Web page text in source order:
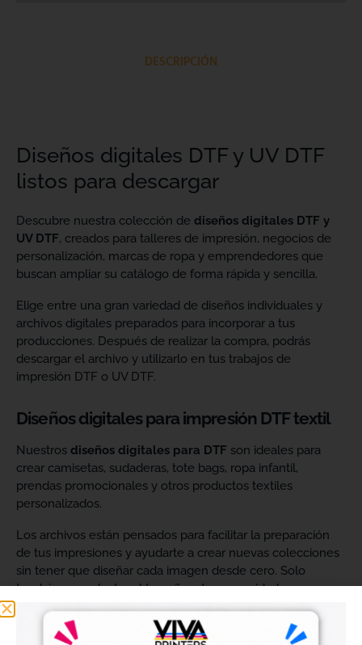
DESCRIPCIÓN
Diseños digitales DTF y UV DTF
listos para descargar
Descubre nuestra colección de diseños digitales DTF y
UV DTF, creados para talleres de impresión, negocios de
personalización, marcas de ropa y emprendedores que
buscan ampliar su catálogo de forma rápida y sencilla.
Elige entre una gran variedad de diseños individuales y
archivos digitales preparados para incorporar a tus
producciones. Después de realizar la compra, podrás
descargar el archivo y utilizarlo en tus trabajos de
impresión DTF o UV DTF.
Diseños digitales para impresión DTF textil
Nuestros diseños digitales para DTF son ideales para
crear camisetas, sudaderas, tote bags, ropa infantil,
prendas promocionales y otros productos textiles
personalizados.
Los archivos están pensados para facilitar la preparación
de tus impresiones y ayudarte a crear nuevas colecciones
sin tener que diseñar cada imagen desde cero. Solo
tendrás que adaptar el tamaño a tus necesidades, preparar
el archivo en tu programa de impresión y producirlo con tu
maquinaria DTF.